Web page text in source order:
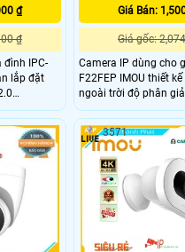
₫
₫
đình IPC-
lắp đặt
xa 30m
thông
thông
năng quan
Giá Bán:
Giá gốc:
Camera IP dùng cho
F22FEP IMOU thiết
ngoài trời độ phân
megapixel. Tầm quan sát xa 30m
với công nghệ hồng
minh cùng các tính
minh khác, làm tăng
3571